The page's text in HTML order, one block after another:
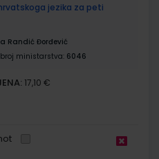
hrvatskoga jezika za peti
Randić Đorđević
ministarstva: 6046
17,10 €